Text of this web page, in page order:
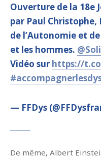
Ouverture de la 18e
par Paul
de l’Autonomie et
et les hommes.
Vidéo sur https://
— FFDys
De même, Albert